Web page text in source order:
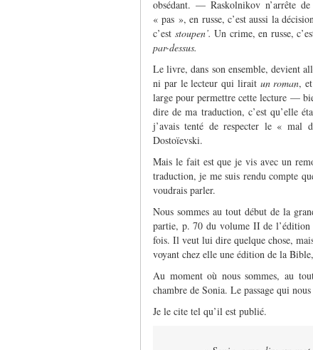
obsédant. — Raskolnikov n’arrête
« pas », en russe, c’est aussi la
c’est stoupen’. Un crime, en russe,
par-dessus.
Le livre, dans son ensemble, devient
ni par le lecteur qui lirait un roman,
large pour permettre cette lecture —
dire de ma traduction, c’est qu’elle
j’avais tenté de respecter le « mal
Dostoïevski.
Mais le fait est que je vis avec un
traduction, je me suis rendu compte
voudrais parler.
Nous sommes au tout début de la
partie, p. 70 du volume II de
fois. Il veut lui dire quelque chose,
voyant chez elle une édition de la
Au moment où nous sommes, au
chambre de Sonia. Le passage qui
Je le cite tel qu’il est publié.